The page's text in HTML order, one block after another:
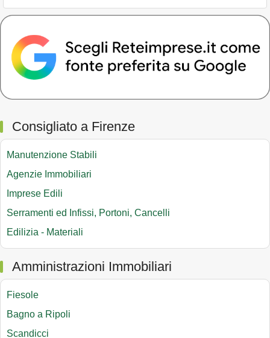
Consigliato a Firenze
Manutenzione Stabili
Agenzie Immobiliari
Imprese Edili
Serramenti ed Infissi, Portoni, Cancelli
Edilizia - Materiali
Amministrazioni Immobiliari
Fiesole
Bagno a Ripoli
Scandicci